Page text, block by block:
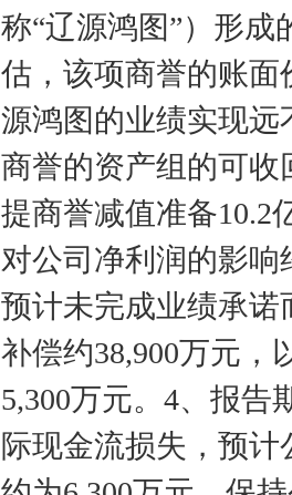
称“辽源鸿图”）形
估，该项商誉的账面
源鸿图的业绩实现
商誉的资产组的可
提商誉减值准备10.2
对公司净利润的影响
预计未完成业绩承
补偿约38,900万元，
5,300万元。4、报告
际现金流损失，预